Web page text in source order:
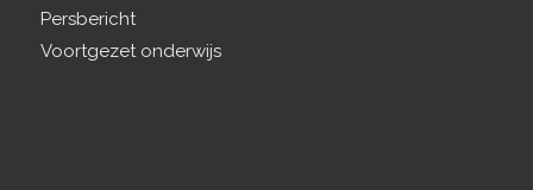
Persbericht
Voortgezet onderwijs